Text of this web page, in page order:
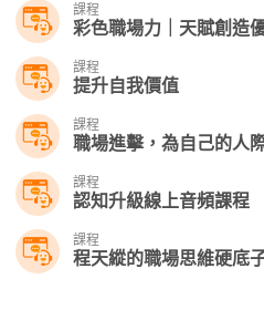
課程
彩色職場力｜天賦創造
課程
提升自我價值
課程
職場進擊，為自己的人
課程
認知升級線上音頻課程
課程
程天縱的職場思維硬底